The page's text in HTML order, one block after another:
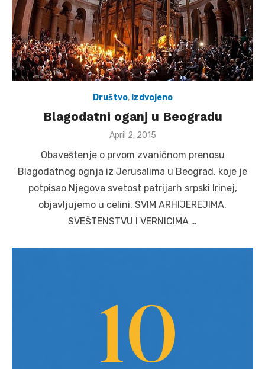
Društvo, Izdvojeno
Blagodatni oganj u Beogradu
Posted
April 2, 2015
Obaveštenje o prvom zvaničnom prenosu
Blagodatnog ognja iz Jerusalima u Beograd, koje je
potpisao Njegova svetost patrijarh srpski Irinej,
objavljujemo u celini. SVIM ARHIJEREJIMA,
SVEŠTENSTVU I VERNICIMA …